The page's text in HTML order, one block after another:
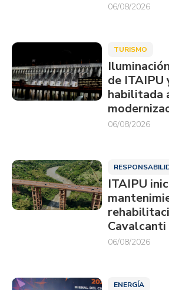
06/08/2026
TURISMO
de ITAIPU
habilitada
06/08/2026
ITAIPU
Cavalcanti
06/08/2026
ENERGÍA